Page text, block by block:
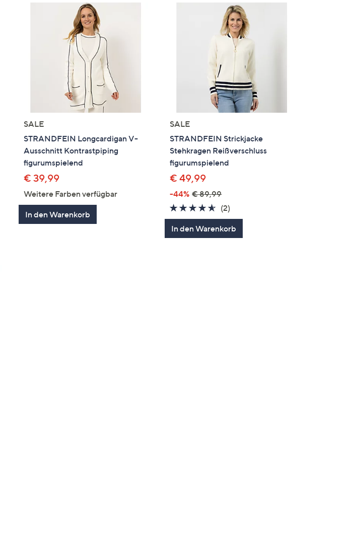
SALE
STRANDFEIN Longcardigan V-
Ausschnitt Kontrastpiping
figurumspielend
€ 39,99
Weitere Farben verfügbar
In den Warenkorb
SALE
STRANDFEIN Strickjacke
Stehkragen Reißverschluss
figurumspielend
€ 49,99
-44% € 89,99
4.5
von
5
(2)
Bewertungen
In den Warenkorb